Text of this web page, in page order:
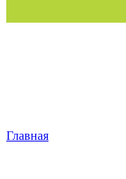
Главная